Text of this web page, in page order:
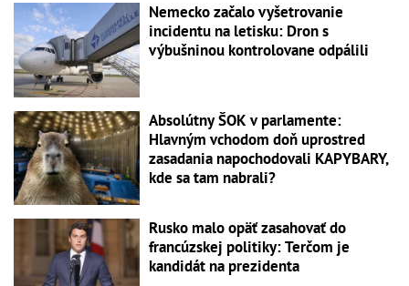
Nemecko začalo vyšetrovanie
incidentu na letisku: Dron s
výbušninou kontrolovane odpálili
Absolútny ŠOK v parlamente:
Hlavným vchodom doň uprostred
zasadania napochodovali KAPYBARY,
kde sa tam nabrali?
Rusko malo opäť zasahovať do
francúzskej politiky: Terčom je
kandidát na prezidenta